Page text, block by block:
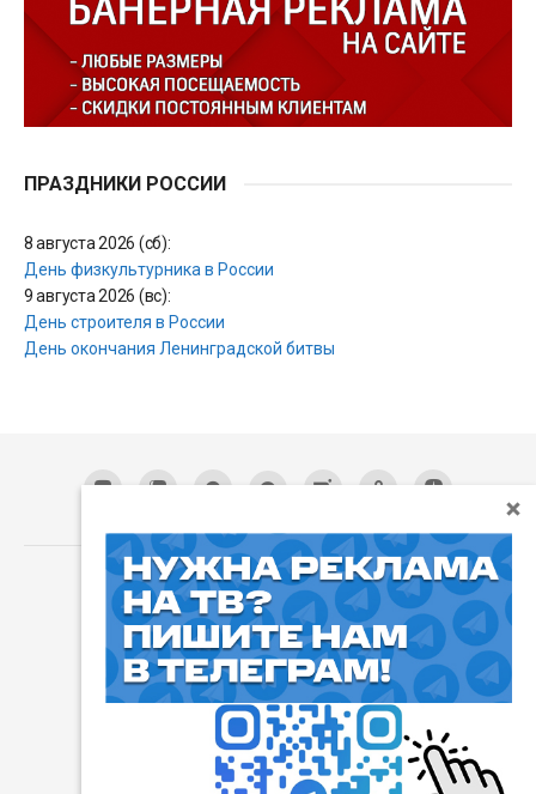
ПРАЗДНИКИ РОССИИ
8 августа 2026 (сб):
День физкультурника в России
9 августа 2026 (вс):
День строителя в России
День окончания Ленинградской битвы